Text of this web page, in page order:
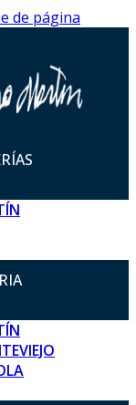
de página